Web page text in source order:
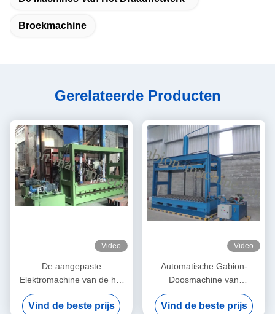
Broekmachine
Gerelateerde Producten
Video
De aangepaste
Elektromachine van de het
Netwerkverpakking van
Doosgabion voor Draad het
Vind de beste prijs
Video
Automatische Gabion-
Doosmachine van
Rek/Drukplaat/Oliecilinder en
de Eenheid van de Oliepomp
Vind de beste prijs